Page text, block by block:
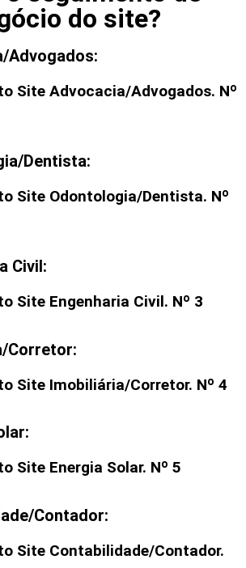
do site?
Advogados:
Site Advocacia/Advogados. Nº
Dentista:
Site Odontologia/Dentista. Nº
Civil:
Site Engenharia Civil. Nº 3
Corretor:
Site Imobiliária/Corretor. Nº 4
Site Energia Solar. Nº 5
Contador:
Site Contabilidade/Contador.